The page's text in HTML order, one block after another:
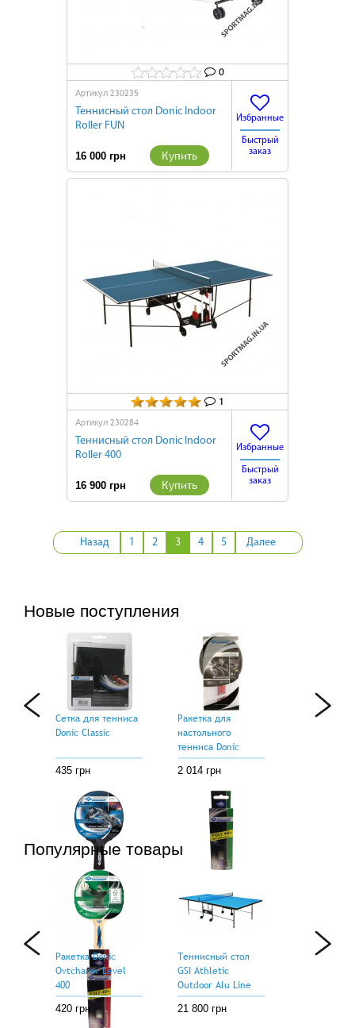
0
Артикул 230235
Теннисный стол Donic Indoor
Roller FUN
16 000 грн Купить
Избранные
Быстрый
заказ
1
Артикул 230284
Теннисный стол Donic Indoor
Roller 400
16 900 грн Купить
Избранные
Быстрый
заказ
Назад 1 2 3 4 5 Далее
Новые поступления
Сетка для тенниса
Donic Classic
435 грн
Ракетка для
настольного
тенниса Donic
Waldner 1000 new
2 014 грн
Ракетка Donic
Sensation 700
40+ (3 шт) White
Популярные товары
Ракетка Donic
Ovtcharov Level
400
420 грн
Теннисный стол
GSI Athletic
Outdoor Alu Line
Gt-2
21 800 грн